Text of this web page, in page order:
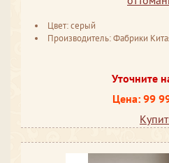
Цвет: серый
Производитель: Фабрики
Уточните
Цена: 99